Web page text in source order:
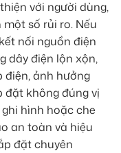
với người dùng,
số rủi ro. Nếu
nối nguồn điện
dây điện lộn xộn,
ảnh hưởng
đặt không đúng vị
hình hoặc che
an toàn và hiệu
đặt chuyên